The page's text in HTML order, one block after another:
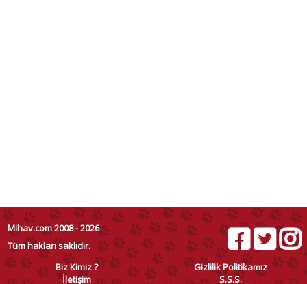
Mihav.com 2008 - 2026
Tüm hakları saklıdır.
Biz Kimiz ?
Gizlilik Politikamız
İletişim
S.S.S.